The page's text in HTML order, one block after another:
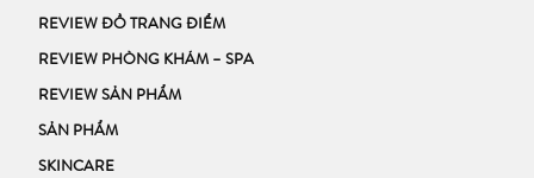
REVIEW ĐỒ TRANG ĐIỂM
REVIEW PHÒNG KHÁM – SPA
REVIEW SẢN PHẨM
SẢN PHẨM
SKINCARE